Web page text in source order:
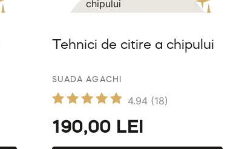
Tehnici de citire a chipului
SUADA AGACHI
la
4.94 (18)
190,00 LEI